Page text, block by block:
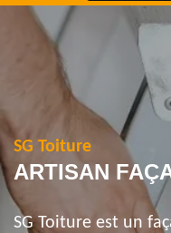
SG Toiture
ARTISAN
SG Toiture est un